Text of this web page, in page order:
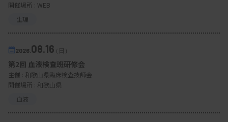
開催場所 : WEB
生理
2026. 08.16（日）
第2回 血液検査班研修会
主催 : 和歌山県臨床検査技師会
開催場所 : 和歌山県
血液